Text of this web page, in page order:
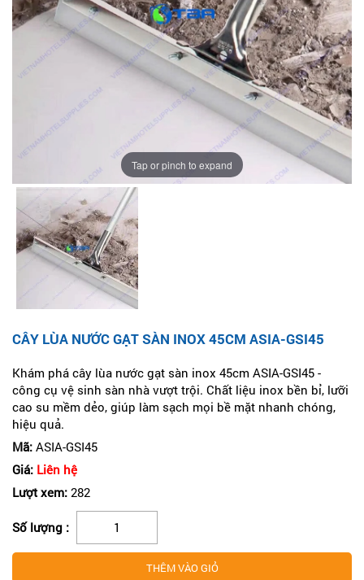
Tap or pinch to expand
CÂY LÙA NƯỚC GẠT SÀN INOX 45CM ASIA-GSI45
Khám phá cây lùa nước gạt sàn inox 45cm ASIA-GSI45 -
công cụ vệ sinh sàn nhà vượt trội. Chất liệu inox bền bỉ, lưỡi
cao su mềm dẻo, giúp làm sạch mọi bề mặt nhanh chóng,
hiệu quả.
Mã: ASIA-GSI45
Giá: Liên hệ
Lượt xem: 282
Số lượng :